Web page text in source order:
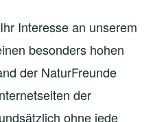
Interesse an unserem
besonders hohen
der NaturFreunde
der
ohne jede